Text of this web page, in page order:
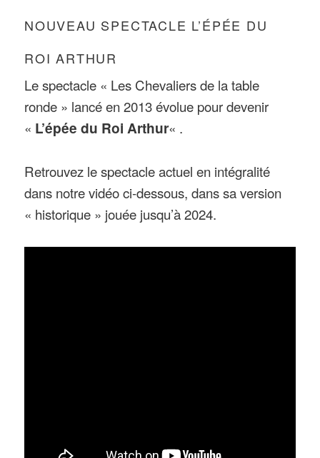
NOUVEAU SPECTACLE L’ÉPÉE DU
ROI ARTHUR
Le spectacle « Les Chevaliers de la table
ronde » lancé en 2013 évolue pour devenir
« L’épée du Roi Arthur« .
Retrouvez le spectacle actuel en intégralité
dans notre vidéo ci-dessous, dans sa version
« historique » jouée jusqu’à 2024.